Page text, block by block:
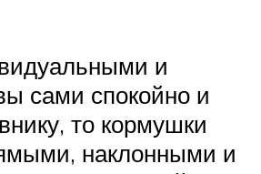
и
сами спокойно и
то кормушки
наклонными и